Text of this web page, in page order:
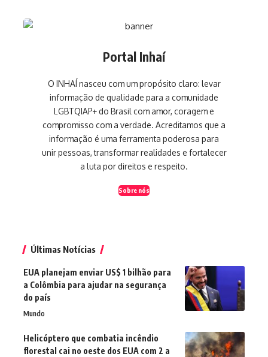
Portal Inhaí
O INHAÍ nasceu com um propósito claro: levar
informação de qualidade para a comunidade
LGBTQIAP+ do Brasil com amor, coragem e
compromisso com a verdade. Acreditamos que a
informação é uma ferramenta poderosa para
unir pessoas, transformar realidades e fortalecer
a luta por direitos e respeito.
Sobre nós
Últimas Notícias
EUA planejam enviar US$ 1 bilhão para
a Colômbia para ajudar na segurança
do país
Mundo
Helicóptero que combatia incêndio
florestal cai no oeste dos EUA com 2 a